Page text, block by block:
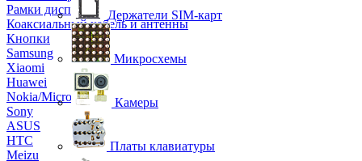
Рамки дисплея
Коаксиальный кабель и антенны
Кнопки
Samsung
Xiaomi
Huawei
Nokia/Microsoft
Sony
ASUS
HTC
Meizu
Держатели SIM-карт
Микросхемы
Камеры
Платы клавиатуры